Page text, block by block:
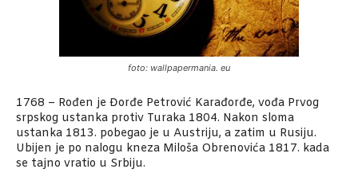
foto: wallpapermania. eu
1768 – Rođen je Đorđe Petrović Karađorđe, vođa Prvog
srpskog ustanka protiv Turaka 1804. Nakon sloma
ustanka 1813. pobegao je u Austriju, a zatim u Rusiju.
Ubijen je po nalogu kneza Miloša Obrenovića 1817. kada
se tajno vratio u Srbiju.